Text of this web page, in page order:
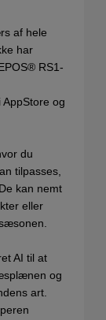
af hele
har
RS1-
og
du
tilpasses,
kan nemt
eller
AI til at
og
art.